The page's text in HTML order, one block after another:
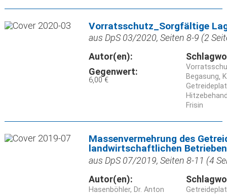
Vorratsschutz_Sorgfältige
aus DpS 03/2020, Seiten 8-9 (2
Autor(en):
Gegenwert:
6,00 €
Begasung
Frisin
Massenvermehrung des
landwirtschaftlichen
aus DpS 07/2019, Seiten 8-11 (4
Autor(en):
Hasenböhler, Dr. Anton